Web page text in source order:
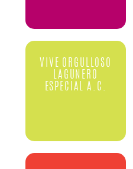
VIVE ORGULLOSO
LAGUNERO
ESPECIAL A.C.